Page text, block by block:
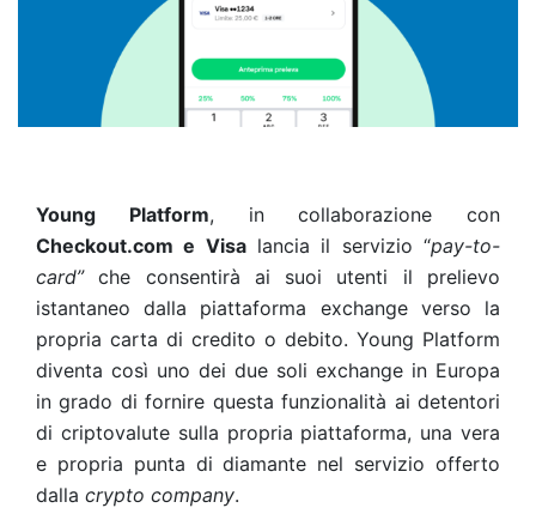
Young Platform, in collaborazione con
Checkout.com e Visalancia il servizio “pay-to-
card”che consentirà ai suoi utenti il prelievo
istantaneo dalla piattaforma exchange verso la
propria carta di credito o debito. Young Platform
diventa così uno dei due soli exchange in Europa
in grado di fornire questa funzionalità ai detentori
di criptovalute sulla propria piattaforma, una vera
e propria punta di diamante nel servizio offerto
dalla crypto company.